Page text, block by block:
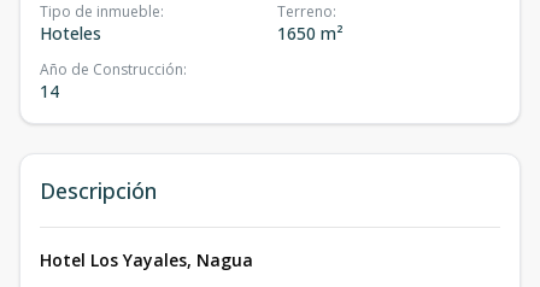
Tipo de inmueble:
Hoteles
Terreno:
1650 m²
Año de Construcción:
14
Descripción
Hotel Los Yayales, Nagua